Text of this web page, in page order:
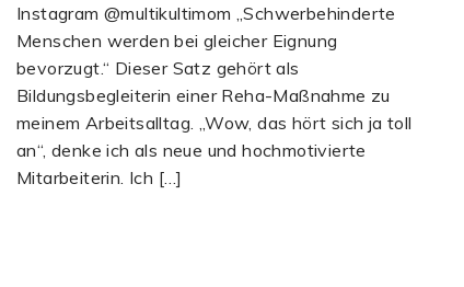
Instagram @multikultimom „Schwerbehinderte
Menschen werden bei gleicher Eignung
bevorzugt.“ Dieser Satz gehört als
Bildungsbegleiterin einer Reha-Maßnahme zu
meinem Arbeitsalltag. „Wow, das hört sich ja toll
an“, denke ich als neue und hochmotivierte
Mitarbeiterin. Ich […]